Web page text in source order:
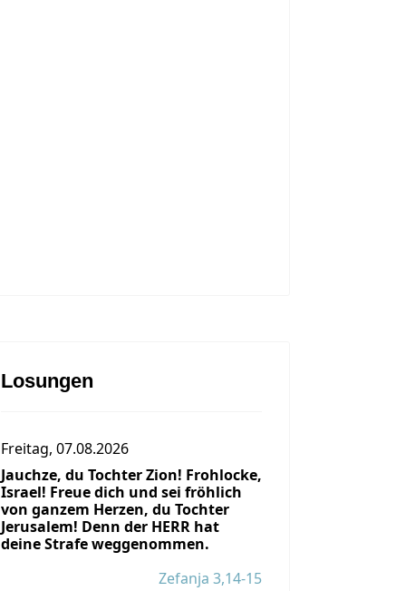
Losungen
Freitag, 07.08.2026
Jauchze, du Tochter Zion! Frohlocke,
Israel! Freue dich und sei fröhlich
von ganzem Herzen, du Tochter
Jerusalem! Denn der HERR hat
deine Strafe weggenommen.
Zefanja 3,14-15